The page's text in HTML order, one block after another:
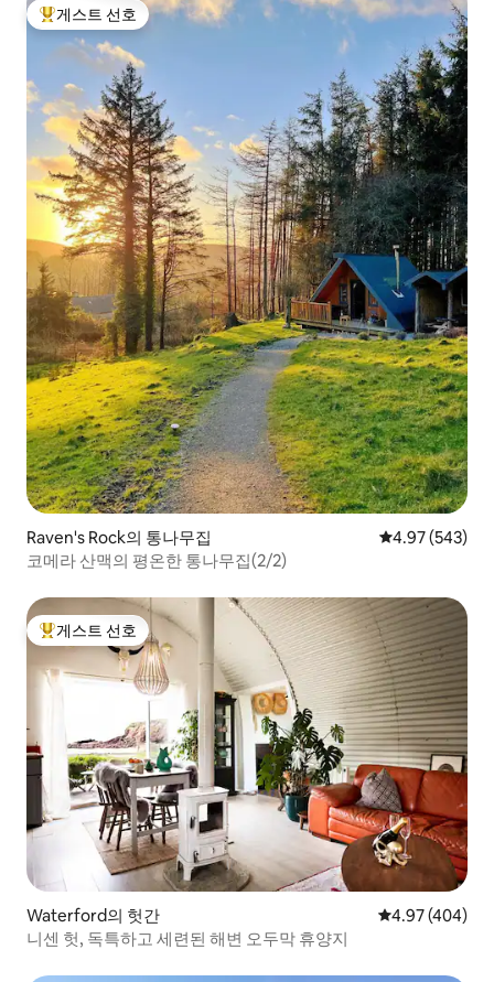
상위 게스트 선호
게스트 선호
Raven's Rock의 통나무집 평점 4.97점(5
4.97 (543)
코메라 산맥의 평온한 통나무집(2/2)
상위 게스트 선호
게스트 선호
Waterford의 헛간 평점 4.97점(5
4.97 (404)
니센 헛, 독특하고 세련된 해변 오두막 휴양지